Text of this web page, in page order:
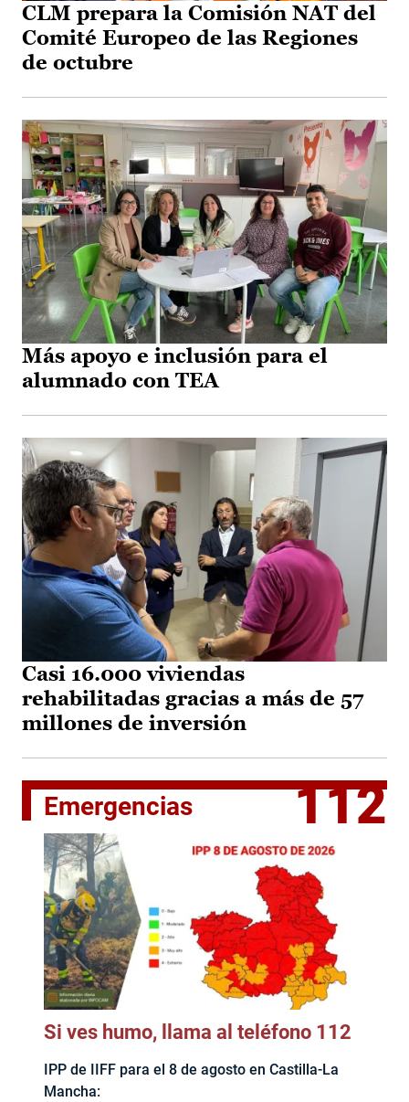
CLM prepara la Comisión NAT del
Comité Europeo de las Regiones
de octubre
Más apoyo e inclusión para el
alumnado con TEA
Casi 16.000 viviendas
rehabilitadas gracias a más de 57
millones de inversión
Emergencias 112
Si ves humo, llama al teléfono 112
IPP de IIFF para el 8 de agosto en Castilla-La
Mancha: